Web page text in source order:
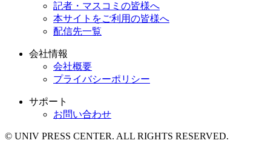
記者・マスコミの皆様へ
本サイトをご利用の皆様へ
配信先一覧
会社情報
会社概要
プライバシーポリシー
サポート
お問い合わせ
© UNIV PRESS CENTER. ALL RIGHTS RESERVED.